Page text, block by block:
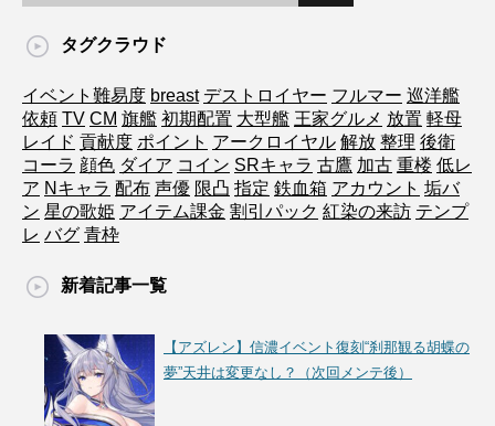
タグクラウド
イベント難易度 breast デストロイヤー フルマー 巡洋艦
依頼 TV CM 旗艦 初期配置 大型艦 王家グルメ 放置 軽母
レイド 貢献度 ポイント アークロイヤル 解放 整理 後衛
コーラ 顔色 ダイア コイン SRキャラ 古鷹 加古 重楼 低レ
ア Nキャラ 配布 声優 限凸 指定 鉄血箱 アカウント 垢バ
ン 星の歌姫 アイテム課金 割引パック 紅染の来訪 テンプ
レ バグ 青枠
新着記事一覧
【アズレン】信濃イベント復刻“刹那観る胡蝶の
夢”天井は変更なし？（次回メンテ後）